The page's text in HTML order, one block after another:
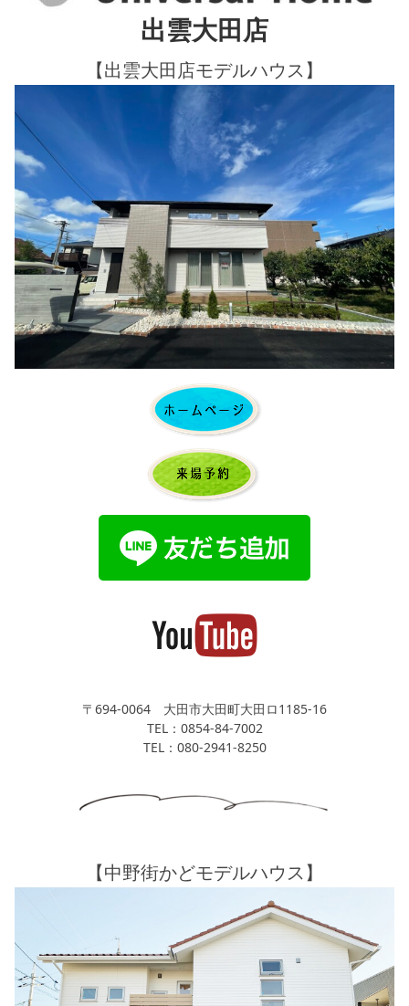
出雲大田店
【出雲大田店モデルハウス】
〒694-0064 大田市大田町大田ロ1185-16
TEL：0854-84-7002
TEL：080-2941-8250
【中野街かどモデルハウス】